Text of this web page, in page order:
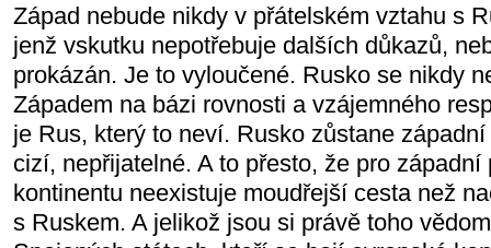
Západ nebude nikdy v přátelském vztahu s
jenž vskutku nepotřebuje dalších důkazů,
prokázán. Je to vyloučené. Rusko se nikdy
Západem na bázi rovnosti a vzájemného
je Rus, který to neví. Rusko zůstane
cizí, nepřijatelné. A to přesto, že pro
kontinentu neexistuje moudřejší cesta než
s Ruskem. A jelikož jsou si právě toho